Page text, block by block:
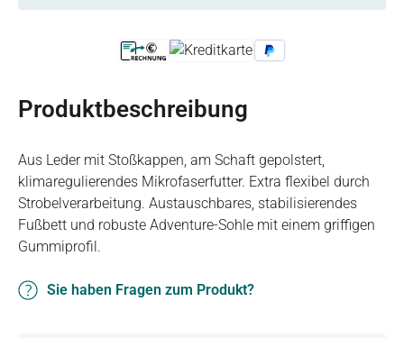
Produktbeschreibung
Aus Leder mit Stoßkappen, am Schaft gepolstert,
klimaregulierendes Mikrofaserfutter. Extra flexibel durch
Strobelverarbeitung. Austauschbares, stabilisierendes
Fußbett und robuste Adventure-Sohle mit einem griffigen
Gummiprofil.
Sie haben Fragen zum Produkt?